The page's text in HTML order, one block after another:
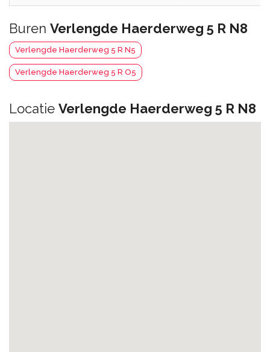
Buren Verlengde Haerderweg 5 R N8
Verlengde Haerderweg 5 R N5
Verlengde Haerderweg 5 R O5
Locatie Verlengde Haerderweg 5 R N8